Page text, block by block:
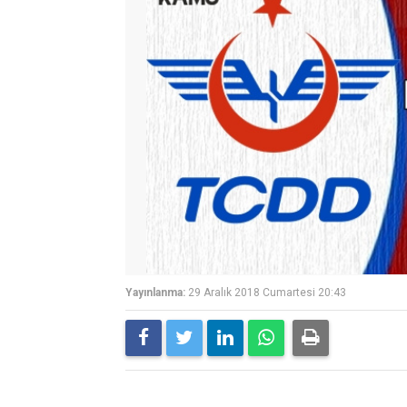
Yayınlanma: 29 Aralık 2018 Cumartesi 20:43